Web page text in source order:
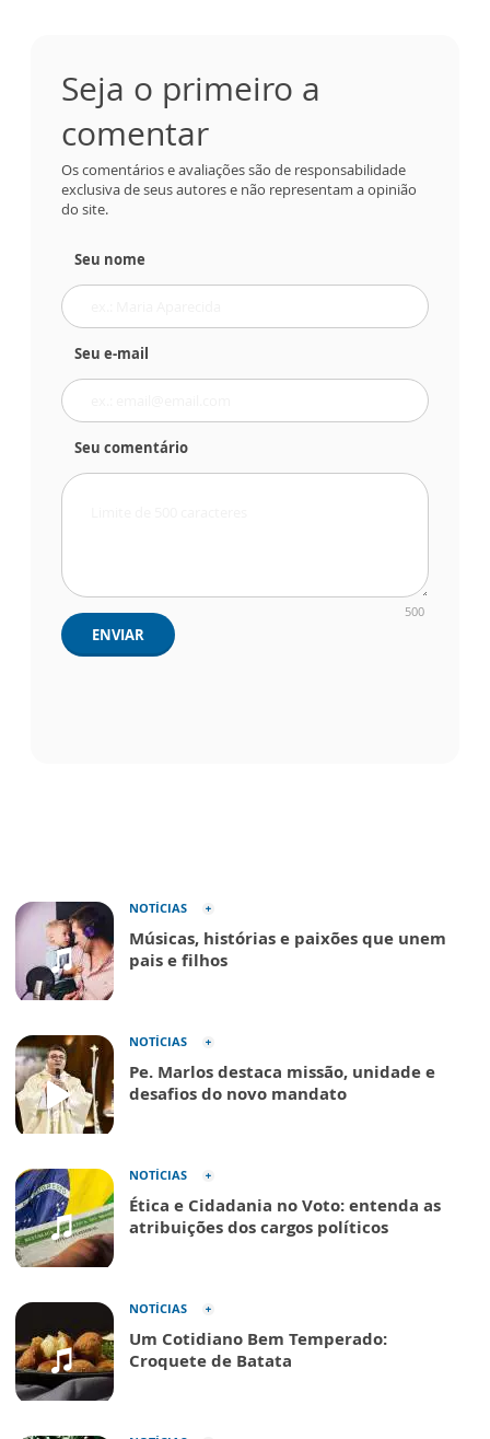
Seja o primeiro a
comentar
Os comentários e avaliações são de responsabilidade
exclusiva de seus autores e não representam a opinião
do site.
Seu nome
Seu e-mail
Seu comentário
500
ENVIAR
NOTÍCIAS
Músicas, histórias e paixões que unem
pais e filhos
NOTÍCIAS
Pe. Marlos destaca missão, unidade e
desafios do novo mandato
NOTÍCIAS
Ética e Cidadania no Voto: entenda as
atribuições dos cargos políticos
NOTÍCIAS
Um Cotidiano Bem Temperado:
Croquete de Batata